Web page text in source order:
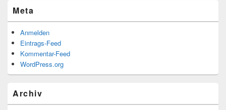
Meta
Anmelden
Eintrags-Feed
Kommentar-Feed
WordPress.org
Archiv